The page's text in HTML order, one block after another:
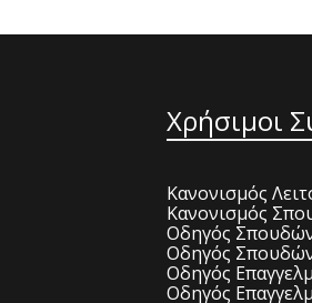
Χρήσιμοι
Κανονισμός
Κανονισμός
Οδηγός
Οδηγός
Οδηγός
Οδηγός